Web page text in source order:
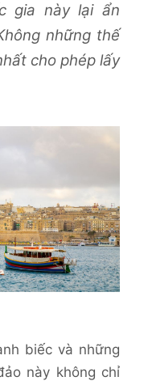
gia này lại ẩn
những thế
cho phép lấy
biếc và những
này không chỉ